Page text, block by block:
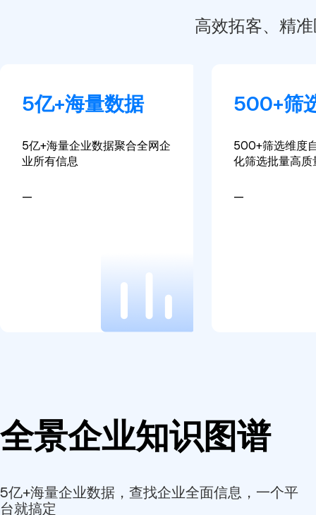
高效拓客、精
5亿+海量数据
5亿+海量企业数据聚合全网企
业所有信息
—
500+筛
500+筛选维度
化筛选批量高质
—
全景企业知识图谱
5亿+海量企业数据，查找企业全面信息，一个平
台就搞定